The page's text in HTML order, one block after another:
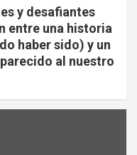
y desafiantes
entre una historia
haber sido) y un
al nuestro